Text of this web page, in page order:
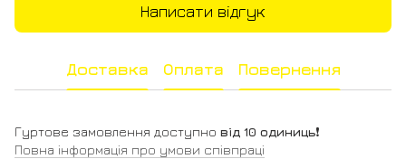
Написати відгук
Доставка Оплата Повернення
Гуртове замовлення доступно від 10 одиниць❗️
Повна інформація про умови співпраці